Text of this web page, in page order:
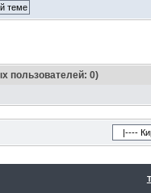
пользователей: 0)